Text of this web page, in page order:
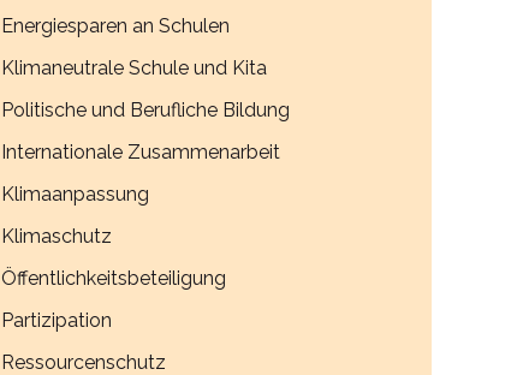
Energiesparen an Schulen
Klimaneutrale Schule und Kita
Politische und Berufliche Bildung
Internationale Zusammenarbeit
Klimaanpassung
Klimaschutz
Öffentlichkeitsbeteiligung
Partizipation
Ressourcenschutz